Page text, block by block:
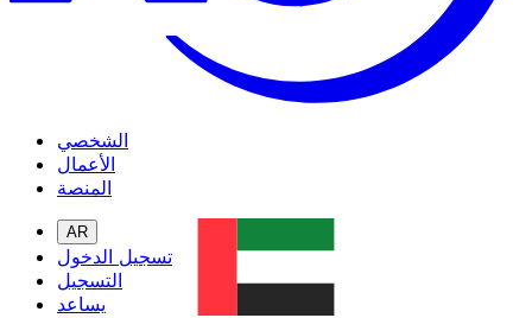
الشخصي
الأعمال
المنصة
AR
تسجيل الدخول
التسجيل
يساعد